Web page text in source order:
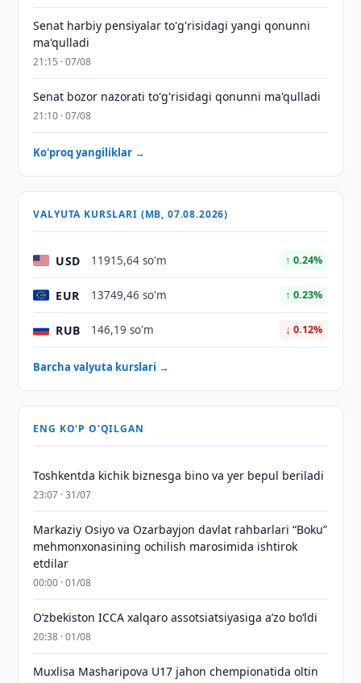
Senat harbiy pensiyalar to'g'risidagi yangi qonunni
ma'qulladi
21:15 · 07/08
Senat bozor nazorati to'g'risidagi qonunni ma'qulladi
21:10 · 07/08
Ko'proq yangiliklar →
VALYUTA KURSLARI (MB, 07.08.2026)
USD 11915,64 so'm ↑ 0.24%
EUR 13749,46 so'm ↑ 0.23%
RUB 146,19 so'm ↓ 0.12%
Barcha valyuta kurslari →
ENG KO'P O'QILGAN
Toshkentda kichik biznesga bino va yer bepul beriladi
23:07 · 31/07
Markaziy Osiyo va Ozarbayjon davlat rahbarlari “Boku”
mehmonxonasining ochilish marosimida ishtirok
etdilar
00:00 · 01/08
O‘zbekiston ICCA xalqaro assotsiatsiyasiga aʼzo bo‘ldi
20:38 · 01/08
Muxlisa Masharipova U17 jahon chempionatida oltin